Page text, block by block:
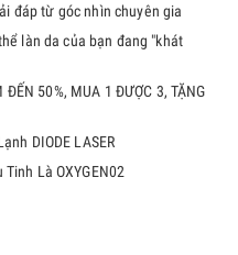
đáp từ góc nhìn chuyên gia
làn da của bạn đang "khát
50%, MUA 1 ĐƯỢC 3, TẶNG
DIODE LASER
Là OXYGEN02